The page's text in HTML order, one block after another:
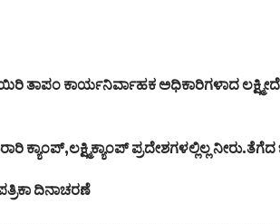
ತಾಪಂ ಕಾರ್ಯನಿರ್ವಾಹಕ ಅಧಿಕಾರಿಗಳಾದ
ಕ್ಯಾಂಪ್,ಲಕ್ಷ್ಮಿಕ್ಯಾಂಪ್ ಪ್ರದೇಶಗಳಲ್ಲಿಲ್ಲ
ದಿನಾಚರಣೆ